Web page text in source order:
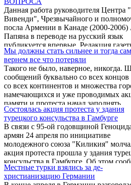
в еврозоне, помешавшую, согласно
официальным сообщениям,
Франции и Великобритании
на приглашение России. Но именно
присутствие главы Германии придало
глубоко символический,
и нравственный ...
Данная работа руководителя Центра
Вивенди", Чрезвычайного и
посла Армении в Канаде (2000-2006)
Папяна в переводе на русский язык
публикуется впервые. Редакция
армян России "Еркрамас" выражает
господину Папяну благодарность за
предоставленную возможность.
Мы должны стать сильнее и тогда
вернем все что потеряли
Такого не было, наверное, никогда.
сообщений буквально со всех концов
со всех континентов и множества
намечающихся и уже проводимых
памяти и протеста начал заполнять
новостные ленты еще за неделю до 24-
Мировая пресса в своих самых
авторитетных и влиятельных
уделила теме большое внимание,
опубликовав статьи, выпустив
показав фильмы о Геноциде армян. В
Армении было организовано и
множество мероприятий самого
характера. ...
Состоялась акция протеста у здания
турецкого консульства в Гамбурге
В связи с 95-ой годовщиной
армян 24 апреля по инициативе
молодежного союза "Киликия"
акция протеста прошла у здания
консульства в Гамбурге. Об этом
сайт araxmag.blog.spot со ссылкой на
распространенное пресс-службой
Местные турки взялись за де-
христианизацию Германии